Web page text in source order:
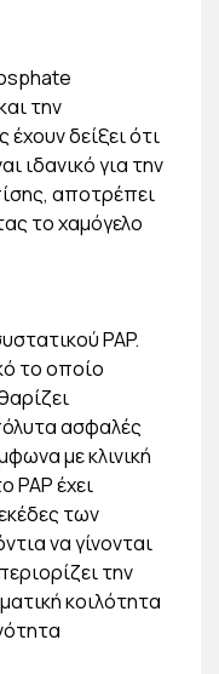
την
έχουν δείξει ότι
ιδανικό για την
αποτρέπει
το χαμόγελο
PAP.
το οποίο
ασφαλές
με κλινική
PAP έχει
των
να γίνονται
την
κοιλότητα